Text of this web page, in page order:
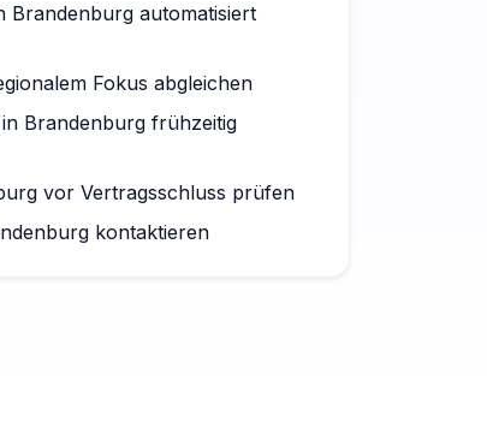
Brandenburg automatisiert
Fokus abgleichen
Brandenburg frühzeitig
vor Vertragsschluss prüfen
kontaktieren